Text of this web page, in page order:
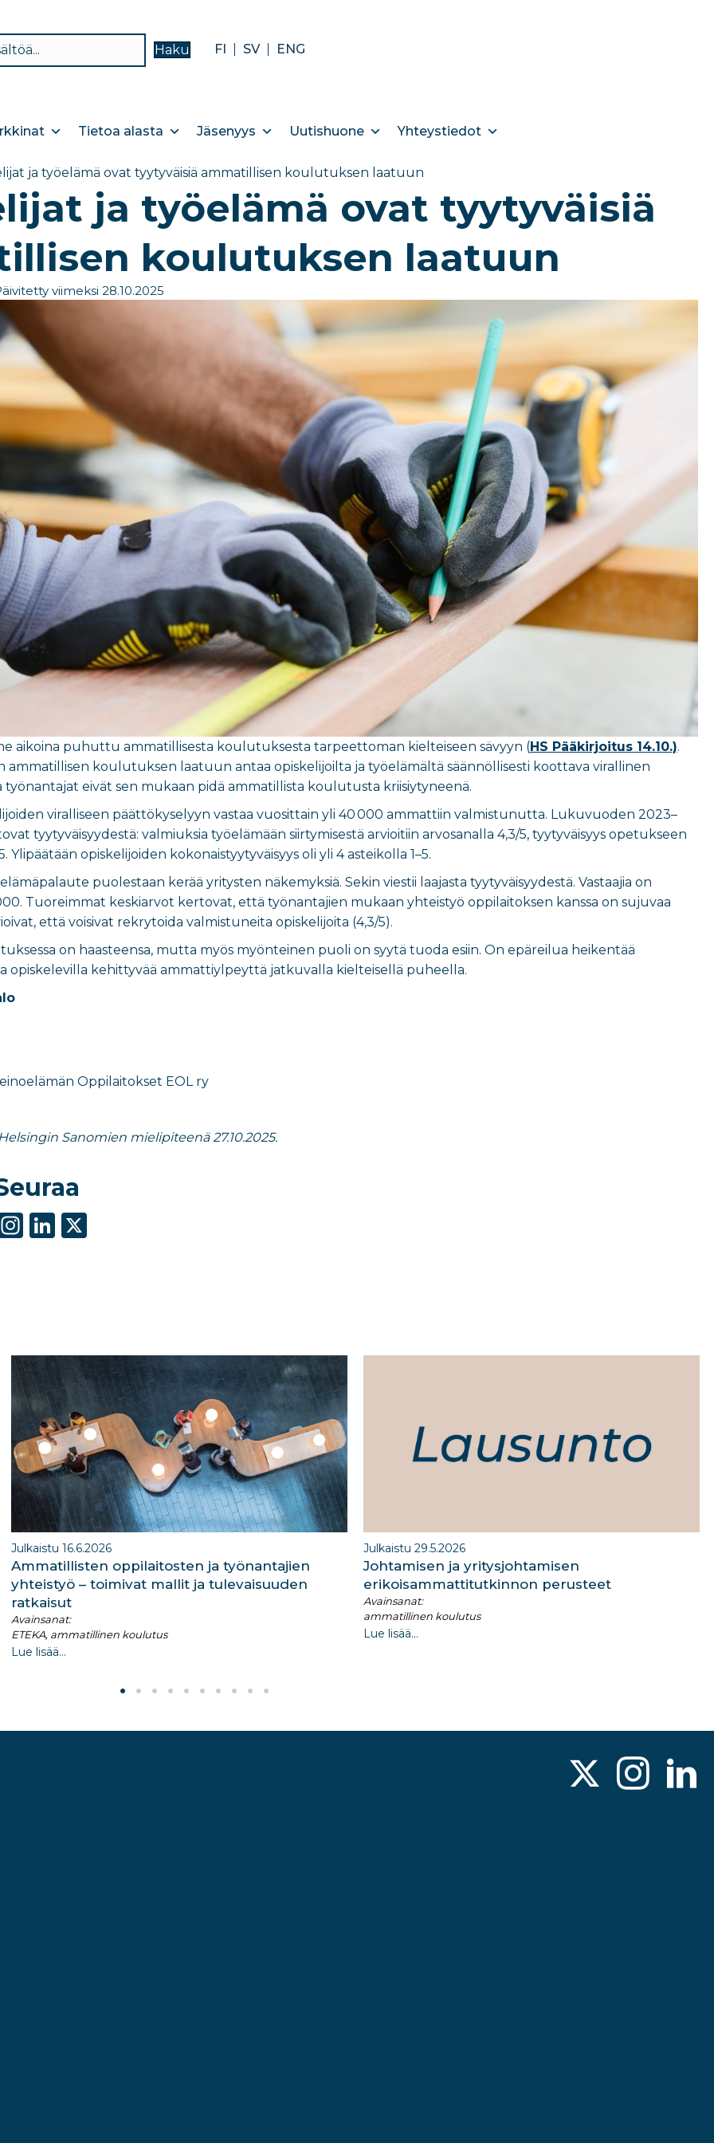
Haku FI SV ENG
Tietoa alasta Jäsenyys Uutishuone Yhteystiedot
ja työelämä ovat tyytyväisiä ammatillisen koulutuksen laatuun
ja työelämä ovat tyytyväisiä
koulutuksen laatuun
viimeksi 28.10.2025
aikoina puhuttu ammatillisesta koulutuksesta tarpeettoman kielteiseen sävyyn (HS Pääkirjoitus 14.10.).
ammatillisen koulutuksen laatuun antaa opiskelijoilta ja työelämältä säännöllisesti koottava virallinen
työnantajat eivät sen mukaan pidä ammatillista koulutusta kriisiytyneenä.
viralliseen päättökyselyyn vastaa vuosittain yli 40 000 ammattiin valmistunutta. Lukuvuoden 2023–
tyytyväisyydestä: valmiuksia työelämään siirtymisestä arvioitiin arvosanalla 4,3/5, tyytyväisyys opetukseen
Ylipäätään opiskelijoiden kokonaistyytyväisyys oli yli 4 asteikolla 1–5.
puolestaan kerää yritysten näkemyksiä. Sekin viestii laajasta tyytyväisyydestä. Vastaajia on
Tuoreimmat keskiarvot kertovat, että työnantajien mukaan yhteistyö oppilaitoksen kanssa on sujuvaa
että voisivat rekrytoida valmistuneita opiskelijoita (4,3/5).
on haasteensa, mutta myös myönteinen puoli on syytä tuoda esiin. On epäreilua heikentää
opiskelevilla kehittyvää ammattiylpeyttä jatkuvalla kielteisellä puheella.
Oppilaitokset EOL ry
Sanomien mielipiteenä 27.10.2025.
In
m
Li
n
X
Julkaistu 16.6.2026
Ammatillisten oppilaitosten ja työnantajien
yhteistyö – toimivat mallit ja tulevaisuuden
ratkaisut
Avainsanat:
ETEKA, ammatillinen koulutus
Lue lisää...
Julkaistu 29.5.2026
Johtamisen ja yritysjohtamisen
erikoisammattitutkinnon perusteet
Avainsanat:
ammatillinen koulutus
Lue lisää...